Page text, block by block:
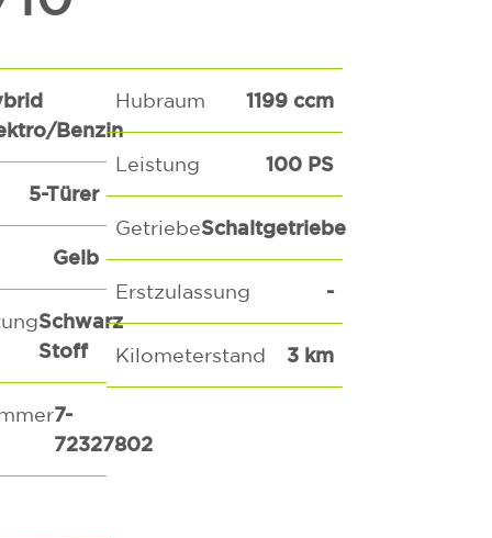
Benzin
5-Türer
Gelb
Schwarz
Stoff
7-
72327802
Hubraum 1199 ccm
Leistung 100 PS
GetriebeSchaltgetriebe
Erstzulassung -
Kilometerstand 3 km